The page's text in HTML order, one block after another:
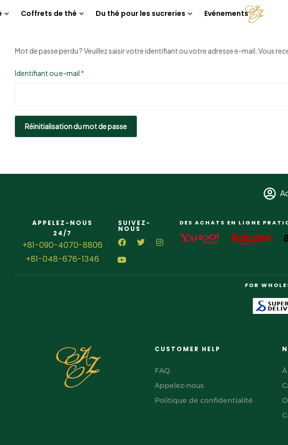
Coffrets de thé Du thé pour les sucreries Evénements
Mot de passe perdu ? Veuillez saisir votre identifiant ou votre adresse e-mail. Vous
Identifiant ou e-mail *
Réinitialisation du mot de passe
APPELEZ-NOUS
24/7
+81-090-4070-8806
+81-048-676-1346
SUIVEZ-
NOUS
DES ACHATS EN LIGNE
FOR
CUSTOMER HELP
FAQ
Appelez-nous
Politique de confidentialité